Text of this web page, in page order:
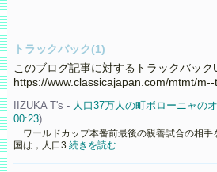
トラックバック(1)
このブログ記事に対するトラックバック
https://www.classicajapan.com/mtmt/
IIZUKA T's - 人口37万人の町ボローニャの
00:23)
ワールドカップ本番前最後の親善試合の相手
国は，人口3 続きを読む